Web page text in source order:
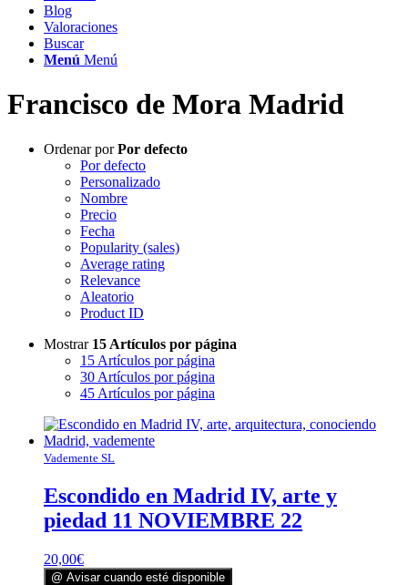
Blog
Valoraciones
Buscar
Menú Menú
Francisco de Mora Madrid
Ordenar porPor defecto
Por defecto
Personalizado
Nombre
Precio
Fecha
Popularity (sales)
Average rating
Relevance
Aleatorio
Product ID
Mostrar 15 Artículos por página
15 Artículos por página
30 Artículos por página
45 Artículos por página
Vademente SL
Escondido en Madrid IV, arte y
piedad 11 NOVIEMBRE 22
20,00€
@ Avisar cuando esté disponible